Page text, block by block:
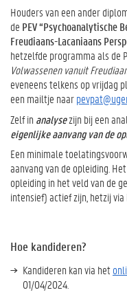
Houders van een ander
de PEV “Psychoanalytische
Freudiaans-Lacaniaans
hetzelfde programma als de
Volwassenen vanuit
eveneens telkens op vrijdag
een mailtje naar
Zelf in analysezijn bij een
eigenlijke aanvang van de
Een minimale
aanvang van de opleiding.
opleiding in het veld van de
intensief) actief zijn, hetzij
Hoe kandideren?
Kandideren kan via het
01/04/2024.